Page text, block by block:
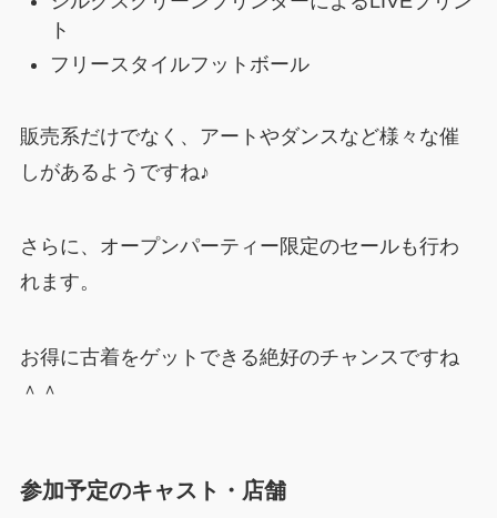
ト
フリースタイルフットボール
販売系だけでなく、アートやダンスなど様々な催
しがあるようですね♪
さらに、オープンパーティー限定のセールも行わ
れます。
お得に古着をゲットできる絶好のチャンスですね
＾＾
参加予定のキャスト・店舗